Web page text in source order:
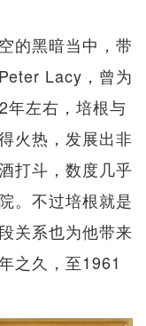
的黑暗当中，带
Lacy，曾为
年左右，培根与
火热，发展出非
打斗，数度几乎
。不过培根就是
关系也为他带来
之久，至1961